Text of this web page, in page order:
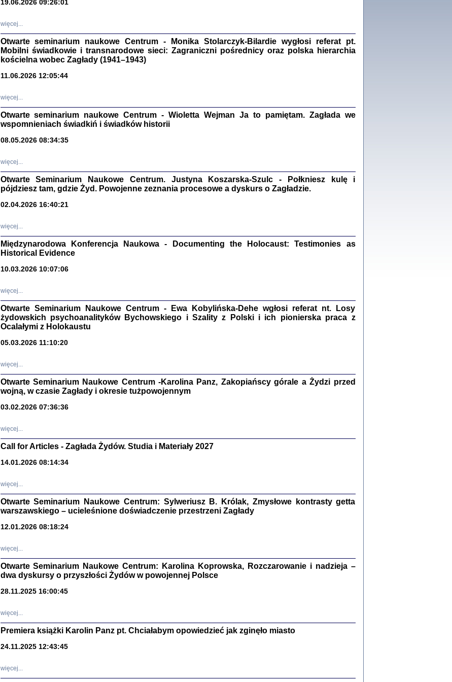
Warszawa 2022
Wagner Rózia
oprac. Aleksandra Bańkowska
Kalman Rotgeber
oprac. Aleksandra Bańkowska, wstęp Jacek Leociak
Warszawa 2021
Zagłada Żydów.
Studia i Materiały
NIE WIEMY CO PRZYNIESIE NAM KOLEJNA GODZINA ...
Sewek Okonowski, oprac. Marta Janczewska
PISZĄCY TE SŁOWA JEST PRACOWNIKIEM
19.06.2026 09:26:01
więcej...
Otwarte seminarium naukowe Centrum - Monika Stolarczyk-Bilardie wygłosi referat pt.
Mobilni świadkowie i transnarodowe sieci: Zagraniczni pośrednicy oraz polska hierarchia
kościelna wobec Zagłady (1941–1943)
11.06.2026 12:05:44
więcej...
Otwarte seminarium naukowe Centrum - Wioletta Wejman Ja to pamiętam. Zagłada we
wspomnieniach świadkiń i świadków historii
08.05.2026 08:34:35
więcej...
Otwarte Seminarium Naukowe Centrum. Justyna Koszarska-Szulc - Połkniesz kulę i
pójdziesz tam, gdzie Żyd. Powojenne zeznania procesowe a dyskurs o Zagładzie.
02.04.2026 16:40:21
więcej...
Międzynarodowa Konferencja Naukowa - Documenting the Holocaust: Testimonies as
Historical Evidence
10.03.2026 10:07:06
więcej...
Otwarte Seminarium Naukowe Centrum - Ewa Kobylińska-Dehe wgłosi referat nt. Losy
żydowskich psychoanalityków Bychowskiego i Szality z Polski i ich pionierska praca z
Ocalałymi z Holokaustu
05.03.2026 11:10:20
więcej...
Otwarte Seminarium Naukowe Centrum -Karolina Panz, Zakopiańscy górale a Żydzi przed
wojną, w czasie Zagłady i okresie tużpowojennym
03.02.2026 07:36:36
więcej...
Call for Articles - Zagłada Żydów. Studia i Materiały 2027
14.01.2026 08:14:34
więcej...
Otwarte Seminarium Naukowe Centrum: Sylweriusz B. Królak, Zmysłowe kontrasty getta
warszawskiego – ucieleśnione doświadczenie przestrzeni Zagłady
12.01.2026 08:18:24
więcej...
Otwarte Seminarium Naukowe Centrum: Karolina Koprowska, Rozczarowanie i nadzieja –
dwa dyskursy o przyszłości Żydów w powojennej Polsce
28.11.2025 16:00:45
więcej...
Premiera książki Karolin Panz pt. Chciałabym opowiedzieć jak zginęło miasto
24.11.2025 12:43:45
więcej...